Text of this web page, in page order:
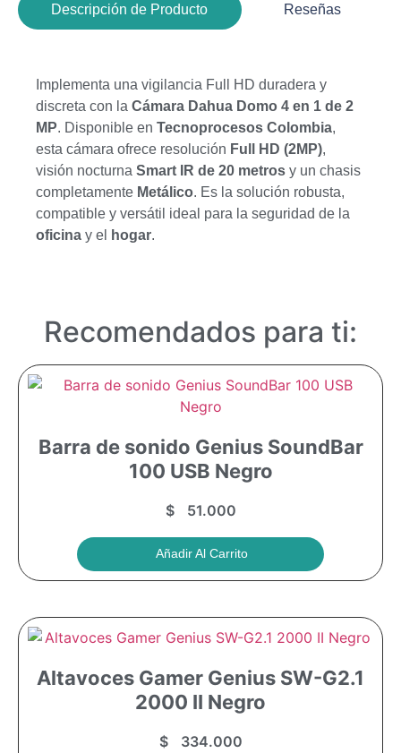
Descripción de Producto Reseñas
Implementa una vigilancia Full HD duradera y
discreta con la Cámara Dahua Domo 4 en 1 de 2
MP. Disponible en Tecnoprocesos Colombia,
esta cámara ofrece resolución Full HD (2MP),
visión nocturna Smart IR de 20 metros y un chasis
completamente Metálico. Es la solución robusta,
compatible y versátil ideal para la seguridad de la
oficina y el hogar.
Recomendados para ti:
Barra de sonido Genius SoundBar
100 USB Negro
$51.000
Añadir Al Carrito
Altavoces Gamer Genius SW-G2.1
2000 II Negro
$334.000